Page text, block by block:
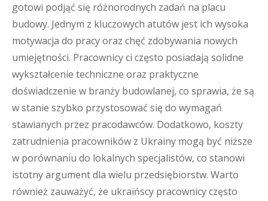
gotowi podjąć się różnorodnych zadań na placu
budowy. Jednym z kluczowych atutów jest ich wysoka
motywacja do pracy oraz chęć zdobywania nowych
umiejętności. Pracownicy ci często posiadają solidne
wykształcenie techniczne oraz praktyczne
doświadczenie w branży budowlanej, co sprawia, że są
w stanie szybko przystosować się do wymagań
stawianych przez pracodawców. Dodatkowo, koszty
zatrudnienia pracowników z Ukrainy mogą być niższe
w porównaniu do lokalnych specjalistów, co stanowi
istotny argument dla wielu przedsiębiorstw. Warto
również zauważyć, że ukraińscy pracownicy często